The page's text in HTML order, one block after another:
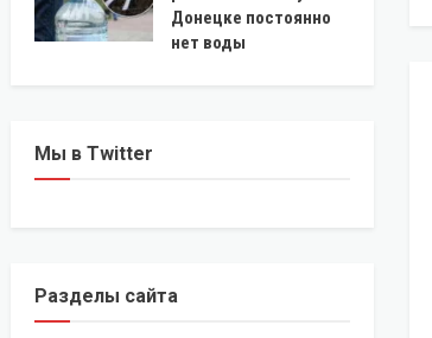
Донецке постоянно
нет воды
Мы в Twitter
Разделы сайта